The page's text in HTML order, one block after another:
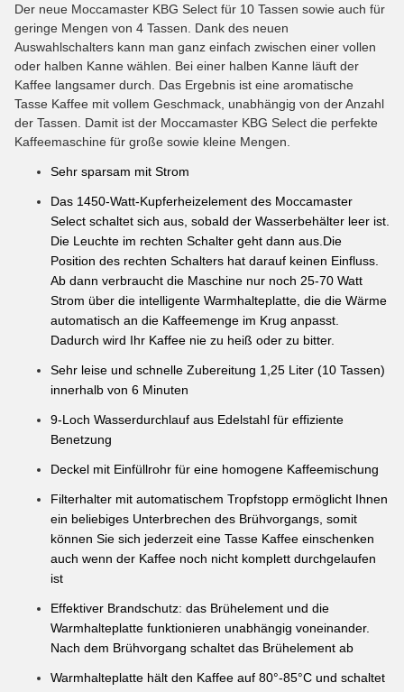
Der neue Moccamaster KBG Select für 10 Tassen sowie auch für
geringe Mengen von 4 Tassen. Dank des neuen
Auswahlschalters kann man ganz einfach zwischen einer vollen
oder halben Kanne wählen. Bei einer halben Kanne läuft der
Kaffee langsamer durch. Das Ergebnis ist eine aromatische
Tasse Kaffee mit vollem Geschmack, unabhängig von der Anzahl
der Tassen. Damit ist der Moccamaster KBG Select die perfekte
Kaffeemaschine für große sowie kleine Mengen.
Sehr sparsam mit Strom
Das 1450-Watt-Kupferheizelement des Moccamaster
Select schaltet sich aus, sobald der Wasserbehälter leer ist.
Die Leuchte im rechten Schalter geht dann aus.Die
Position des rechten Schalters hat darauf keinen Einfluss.
Ab dann verbraucht die Maschine nur noch 25-70 Watt
Strom über die intelligente Warmhalteplatte, die die Wärme
automatisch an die Kaffeemenge im Krug anpasst.
Dadurch wird Ihr Kaffee nie zu heiß oder zu bitter.
Sehr leise und schnelle Zubereitung 1,25 Liter (10 Tassen)
innerhalb von 6 Minuten
9-Loch Wasserdurchlauf aus Edelstahl für effiziente
Benetzung
Deckel mit Einfüllrohr für eine homogene Kaffeemischung
Filterhalter mit automatischem Tropfstopp ermöglicht Ihnen
ein beliebiges Unterbrechen des Brühvorgangs, somit
können Sie sich jederzeit eine Tasse Kaffee einschenken
auch wenn der Kaffee noch nicht komplett durchgelaufen
ist
Effektiver Brandschutz: das Brühelement und die
Warmhalteplatte funktionieren unabhängig voneinander.
Nach dem Brühvorgang schaltet das Brühelement ab
Warmhalteplatte hält den Kaffee auf 80°-85°C und schaltet